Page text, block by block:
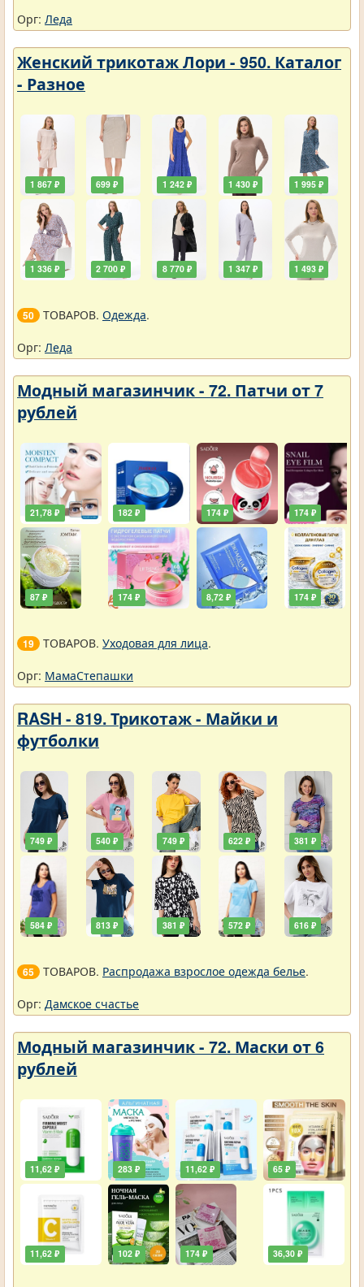
Орг: Леда
Женский трикотаж Лори - 950. Каталог
- Разное
1 867 ₽
1 336 ₽
699 ₽
2 700 ₽
1 242 ₽
8 770 ₽
1 430 ₽
1 347 ₽
1 995 ₽
1 493 ₽
50 ТОВАРОВ. Одежда.
Орг: Леда
Модный магазинчик - 72. Патчи от 7
рублей
21,78 ₽
87 ₽
182 ₽
174 ₽
174 ₽
8,72 ₽
174 ₽
174 ₽
19 ТОВАРОВ. Уходовая для лица.
Орг: МамаСтепашки
RASH - 819. Трикотаж - Майки и
футболки
749 ₽
584 ₽
540 ₽
813 ₽
749 ₽
381 ₽
622 ₽
572 ₽
381 ₽
616 ₽
65 ТОВАРОВ. Распродажа взрослое одежда белье.
Орг: Дамское счастье
Модный магазинчик - 72. Маски от 6
рублей
11,62 ₽
11,62 ₽
283 ₽
102 ₽
11,62 ₽
174 ₽
65 ₽
36,30 ₽